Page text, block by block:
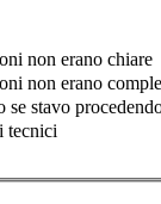
non erano chiare
non erano
stavo
tecnici